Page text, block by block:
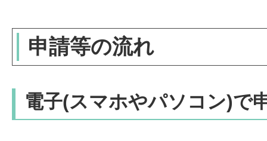
申請等の流れ
電子(スマホやパソコン)で